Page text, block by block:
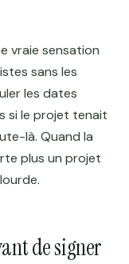
vraie sensation
sans les
les dates
si le projet tenait
là. Quand la
plus un projet
de signer